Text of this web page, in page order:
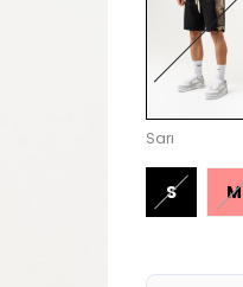
Sarı
S M